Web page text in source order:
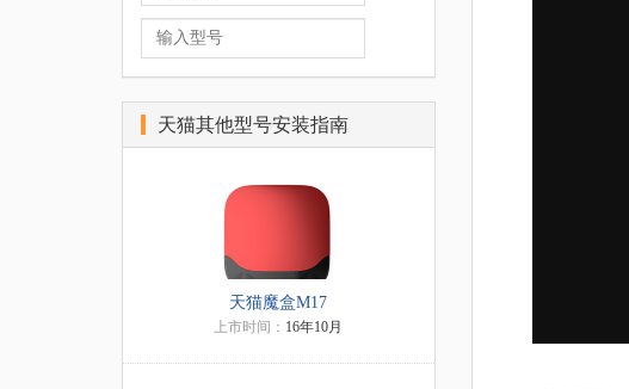
天猫其他型号安装指南
天猫魔盒M17
上市时间： 16年10月